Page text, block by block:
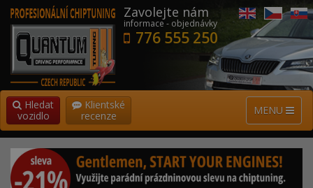
Zavolejte nám
informace - objednávky
776 555 250
MENU
Hledat
vozidlo
Klientské
recenze